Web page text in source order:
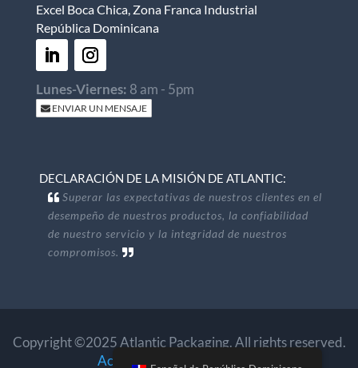
Excel Boca Chica, Zona Franca Industrial
República Dominicana
Lunes-Viernes: 8 am - 5pm
ENVIAR UN MENSAJE
DECLARACIÓN DE LA MISIÓN DE ATLANTIC:
Superar las expectativas de nuestros clientes en el
desempeño de nuestros productos, la confiabilidad
de nuestro servicio y la integridad de nuestros
compromisos.
Copyright ©2025 Atlantic Packaging. All rights reserved.
Accessibility
.Privacy Policy